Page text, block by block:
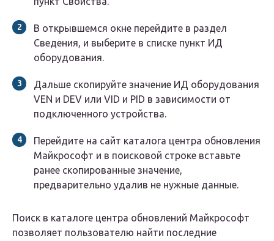
В открывшемся окне перейдите в раздел
Сведения, и выберите в списке пункт ИД
оборудования.
Дальше скопируйте значение ИД оборудования
VEN и DEV или VID и PID в зависимости от
подключенного устройства.
Перейдите на сайт каталога центра обновления
Майкрософт и в поисковой строке вставьте
ранее скопированные значение,
предварительно удалив не нужные данные.
Поиск в каталоге центра обновлений Майкрософт
позволяет пользователю найти последние